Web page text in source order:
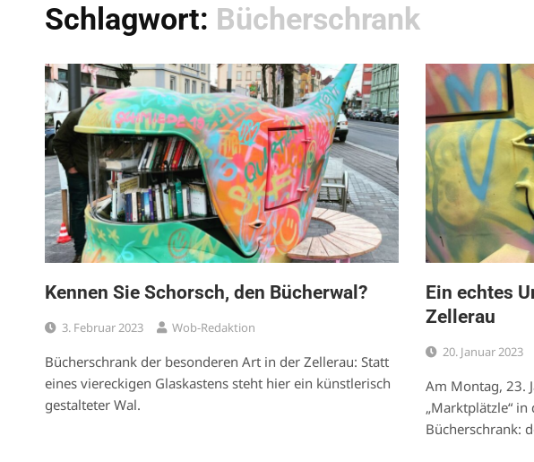
Schlagwort: Bücherschrank
Kennen Sie Schorsch, den Bücherwal?
3. Februar 2023 Wob-Redaktion
Bücherschrank der besonderen Art in der Zellerau: Statt
eines viereckigen Glaskastens steht hier ein künstlerisch
gestalteter Wal.
Ein echtes
Zellerau
20. Januar 2023
Am Montag, 23.
„Marktplätzle“
Bücherschrank: